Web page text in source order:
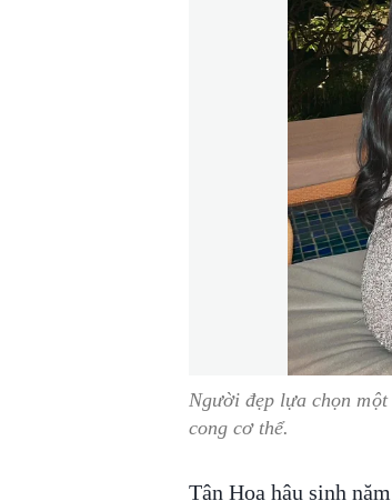
Người đẹp lựa chọn
cong cơ thể.
Tân Hoa hậu sinh